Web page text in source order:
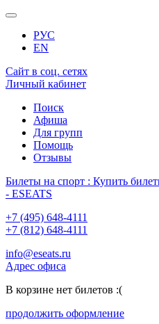
РУС
EN
Сайт в соц. сетях
Личный кабинет
Поиск
Афиша
Для групп
Помощь
Отзывы
Билеты на спорт : Купить
- ESEATS
+7 (495) 648-4111
+7 (812) 648-4111
info@eseats.ru
Адрес офиса
В корзине нет билетов :(
продолжить оформление